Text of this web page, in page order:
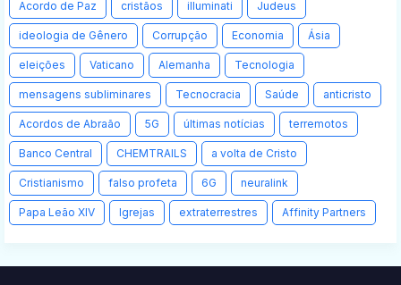
Acordo de Paz cristãos illuminati Judeus
ideologia de Gênero Corrupção Economia Ásia
eleições Vaticano Alemanha Tecnologia
mensagens subliminares Tecnocracia Saúde anticristo
Acordos de Abraão 5G últimas notícias terremotos
Banco Central CHEMTRAILS a volta de Cristo
Cristianismo falso profeta 6G neuralink
Papa Leão XIV Igrejas extraterrestres Affinity Partners